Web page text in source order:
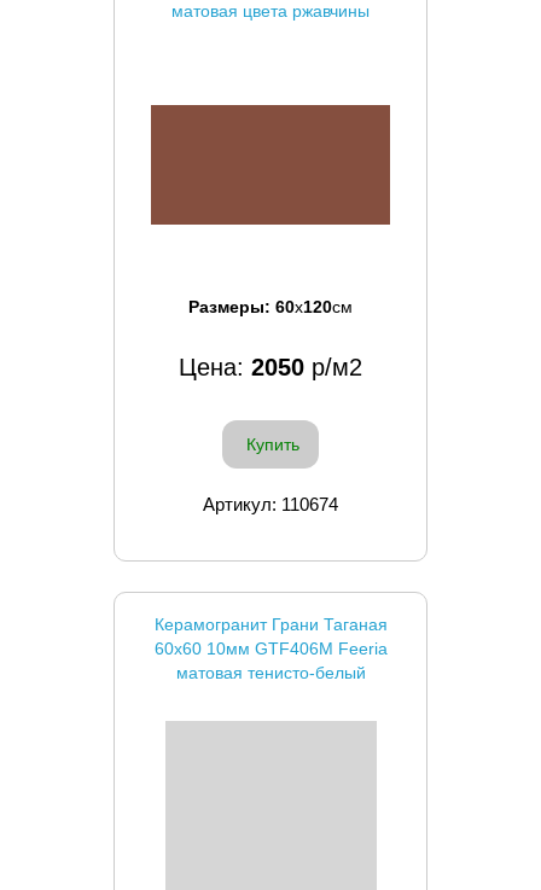
матовая цвета ржавчины
Размеры: 60x120см
Цена: 2050 р/м2
Купить
Артикул: 110674
Керамогранит Грани Таганая
60x60 10мм GTF406М Feeria
матовая тенисто-белый